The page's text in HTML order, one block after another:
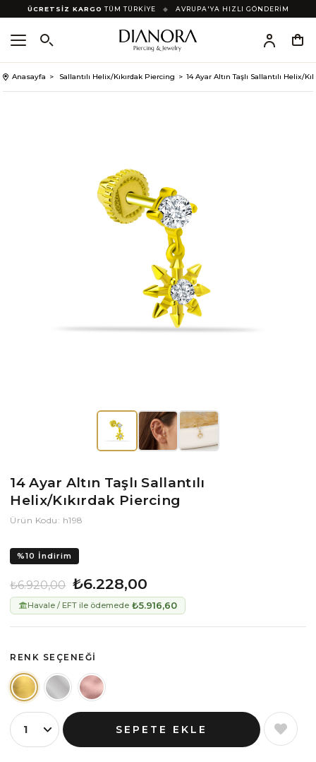
ÜCRETSİZ KARGO TÜM TÜRKİYE ◆ AVRUPA'YA HIZLI GÖNDERİM
Anasayfa Sallantılı Helix/Kıkırdak Piercing 14 Ayar Altın Taşlı Sallantılı Helix/
14 Ayar Altın Taşlı Sallantılı
Helix/Kıkırdak Piercing
Ürün Kodu: h198
%10 İndirim
₺6.920,00 ₺6.228,00
Havale / EFT ile ödemede ₺5.916,60
RENK SEÇENEĞI